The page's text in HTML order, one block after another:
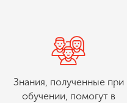
Знания, полученные при
обучении, помогут в